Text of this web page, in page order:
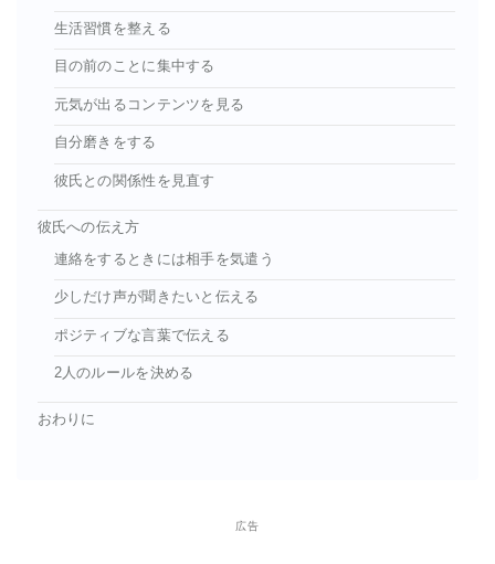
生活習慣を整える
目の前のことに集中する
元気が出るコンテンツを見る
自分磨きをする
彼氏との関係性を見直す
彼氏への伝え方
連絡をするときには相手を気遣う
少しだけ声が聞きたいと伝える
ポジティブな言葉で伝える
2人のルールを決める
おわりに
広告